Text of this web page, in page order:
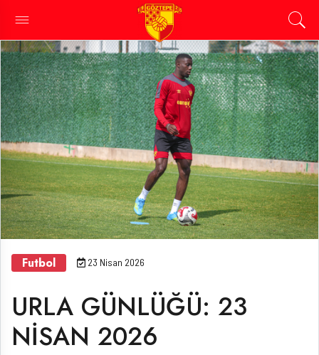
Futbol 23 Nisan 2026
URLA GÜNLÜĞÜ: 23
NİSAN 2026